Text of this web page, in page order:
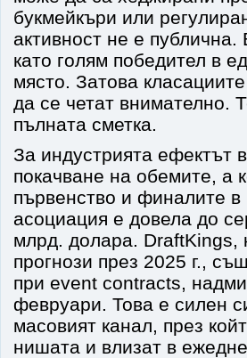
букмейкъри или
активност не е
като голям победител в
място. Затова
да се четат внимателно.
пълната сметка.
За индустрията ефектът
покачване на обемите, а
първенство и финалите
асоциация е довела до
млрд. долара. DraftKings,
прогнози през 2025 г.,
при event contracts,
февруари. Това е силен
масовият канал, през
нишата и влизат в